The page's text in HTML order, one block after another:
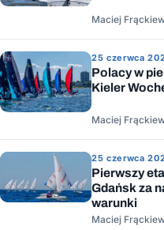
Maciej
25 czerwca
Polacy w
Kieler
Maciej
25 czerwca
Pierwszy
Gdańsk za
warunki
Maciej